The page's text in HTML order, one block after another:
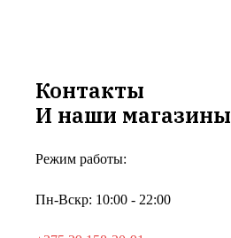
Контакты
И наши магазины
Режим работы:
Пн-Вскр: 10:00 - 22:00